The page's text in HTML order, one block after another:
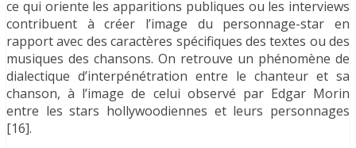
ce qui oriente les apparitions publiques ou les interviews
contribuent à créer l’image du personnage-star en
rapport avec des caractères spécifiques des textes ou des
musiques des chansons. On retrouve un phénomène de
dialectique d’interpénétration entre le chanteur et sa
chanson, à l’image de celui observé par Edgar Morin
entre les stars hollywoodiennes et leurs personnages
[16].